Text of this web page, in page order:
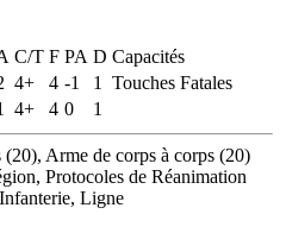
C/T F PA D Capacités
4+ 4 -1 1
Touches Fatales
4+ 4 0 1
(20), Arme de corps à corps (20)
Protocoles de Réanimation
Ligne